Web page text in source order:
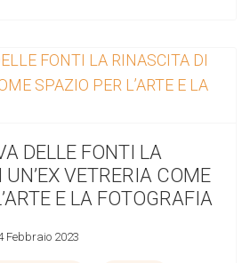
DELLE FONTI LA
VETRERIA COME
E LA FOTOGRAFIA
Febbraio 2023